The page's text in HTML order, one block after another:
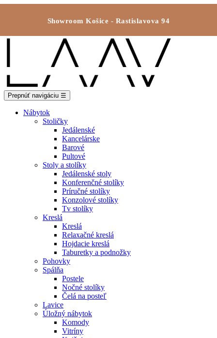
Showroom Košice - Rastislavova 94
Prepnúť navigáciu ☰
Nábytok
Stoličky
Jedálenské
Kancelárske
Barové
Pultové
Stoly a stolíky
Jedálenské stoly
Konferenčné stolíky
Príručné stolíky
Konzolové stolíky
Tv stolíky
Kreslá
Kreslá
Relaxačné kreslá
Hojdacie kreslá
Taburetky a podnožky
Pohovky
Spálňa
Postele
Nočné stolíky
Čelá na posteľ
Lavice
Úložný nábytok
Komody
Vitríny